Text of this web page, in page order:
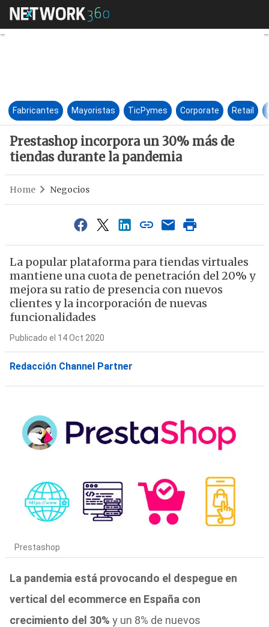
Prestashop incorpora un
Fabricantes Mayoristas TicPymes Corporate Retail
Prestashop incorpora un 30% más de
tiendas durante la pandemia
Home Negocios
La popular plataforma para tiendas virtuales
mantiene una cuota de penetración del 20% y
mejora su ratio de presencia con nuevos
clientes y la incorporación de nuevas
funcionalidades
Publicado el 14 Oct 2020
Redacción Channel Partner
Prestashop
La pandemia está provocando el despegue en
vertical del ecommerce en España con
crecimiento del 30% y un 8% de nuevos